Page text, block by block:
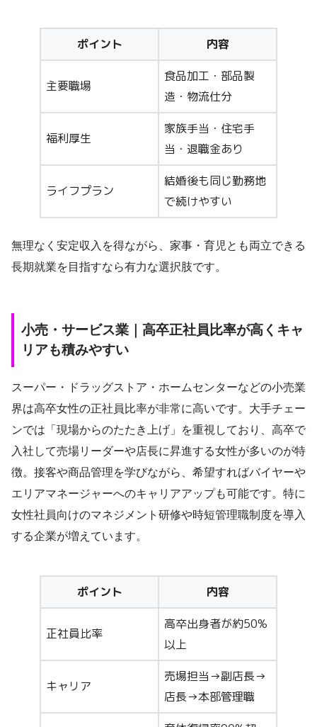
ポイント 内容
主要職場
食品加工・部品製
造・物流仕分
福利厚生
家族手当・住宅手
当・退職金あり
ライフプラン
結婚後も同じ勤務地
で続けやすい
無理なく安定収入を得ながら、家事・育児とも両立できる
長期就業を目指すなら有力な選択肢です。
小売・サービス業｜高卒正社員比率が高くキャ
リアも積みやすい
スーパー・ドラッグストア・ホームセンターなどの小売業
界は高卒女性の正社員比率が非常に高いです。大手チェー
ンでは「現場からのたたき上げ」を重視しており、高卒で
入社して売場リーダーや店長に昇進する女性が多いのが特
徴。接客や商品管理を学びながら、希望すればバイヤーや
エリアマネージャーへのキャリアアップも可能です。特に
女性社員向けのマネジメント研修や時短管理職制度を導入
する企業が増えています。
ポイント 内容
正社員比率
高卒出身者が約50%
以上
キャリア
売場担当→副店長→
店長→本部管理職